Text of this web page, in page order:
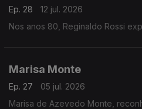
Ep. 28
12 jul. 2026
Nos anos 80, Reginaldo Rossi
Marisa Monte
Ep. 27
05 jul. 2026
Marisa de Azevedo Monte,